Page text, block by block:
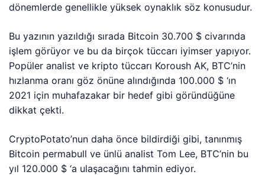
dönemlerde genellikle yüksek oynaklık söz konusudur.
Bu yazının yazıldığı sırada Bitcoin 30.700 $ civarında
işlem görüyor ve bu da birçok tüccarı iyimser yapıyor.
Popüler analist ve kripto tüccarı Koroush AK, BTC’nin
hızlanma oranı göz önüne alındığında 100.000 $ ‘ın
2021 için muhafazakar bir hedef gibi göründüğüne
dikkat çekti.
CryptoPotato’nun daha önce bildirdiği gibi, tanınmış
Bitcoin permabull ve ünlü analist Tom Lee, BTC’nin bu
yıl 120.000 $ ‘a ulaşacağını tahmin ediyor.